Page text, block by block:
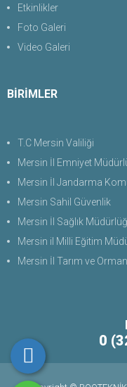
Etkinlikler
Foto Galeri
Video Galeri
BİRİMLER
T.C Mersin Valiliği
Mersin İl Emniyet
Mersin İl Jandarma
Mersin Sahil Güvenlik
Mersin İl Sağlık
Mersin il Milli Eğitim
Mersin İl Tarım ve Orman
0